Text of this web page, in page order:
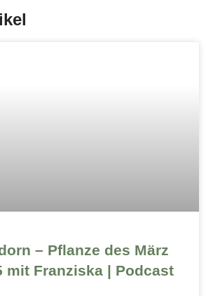
– Pflanze des März
mit Franziska | Podcast